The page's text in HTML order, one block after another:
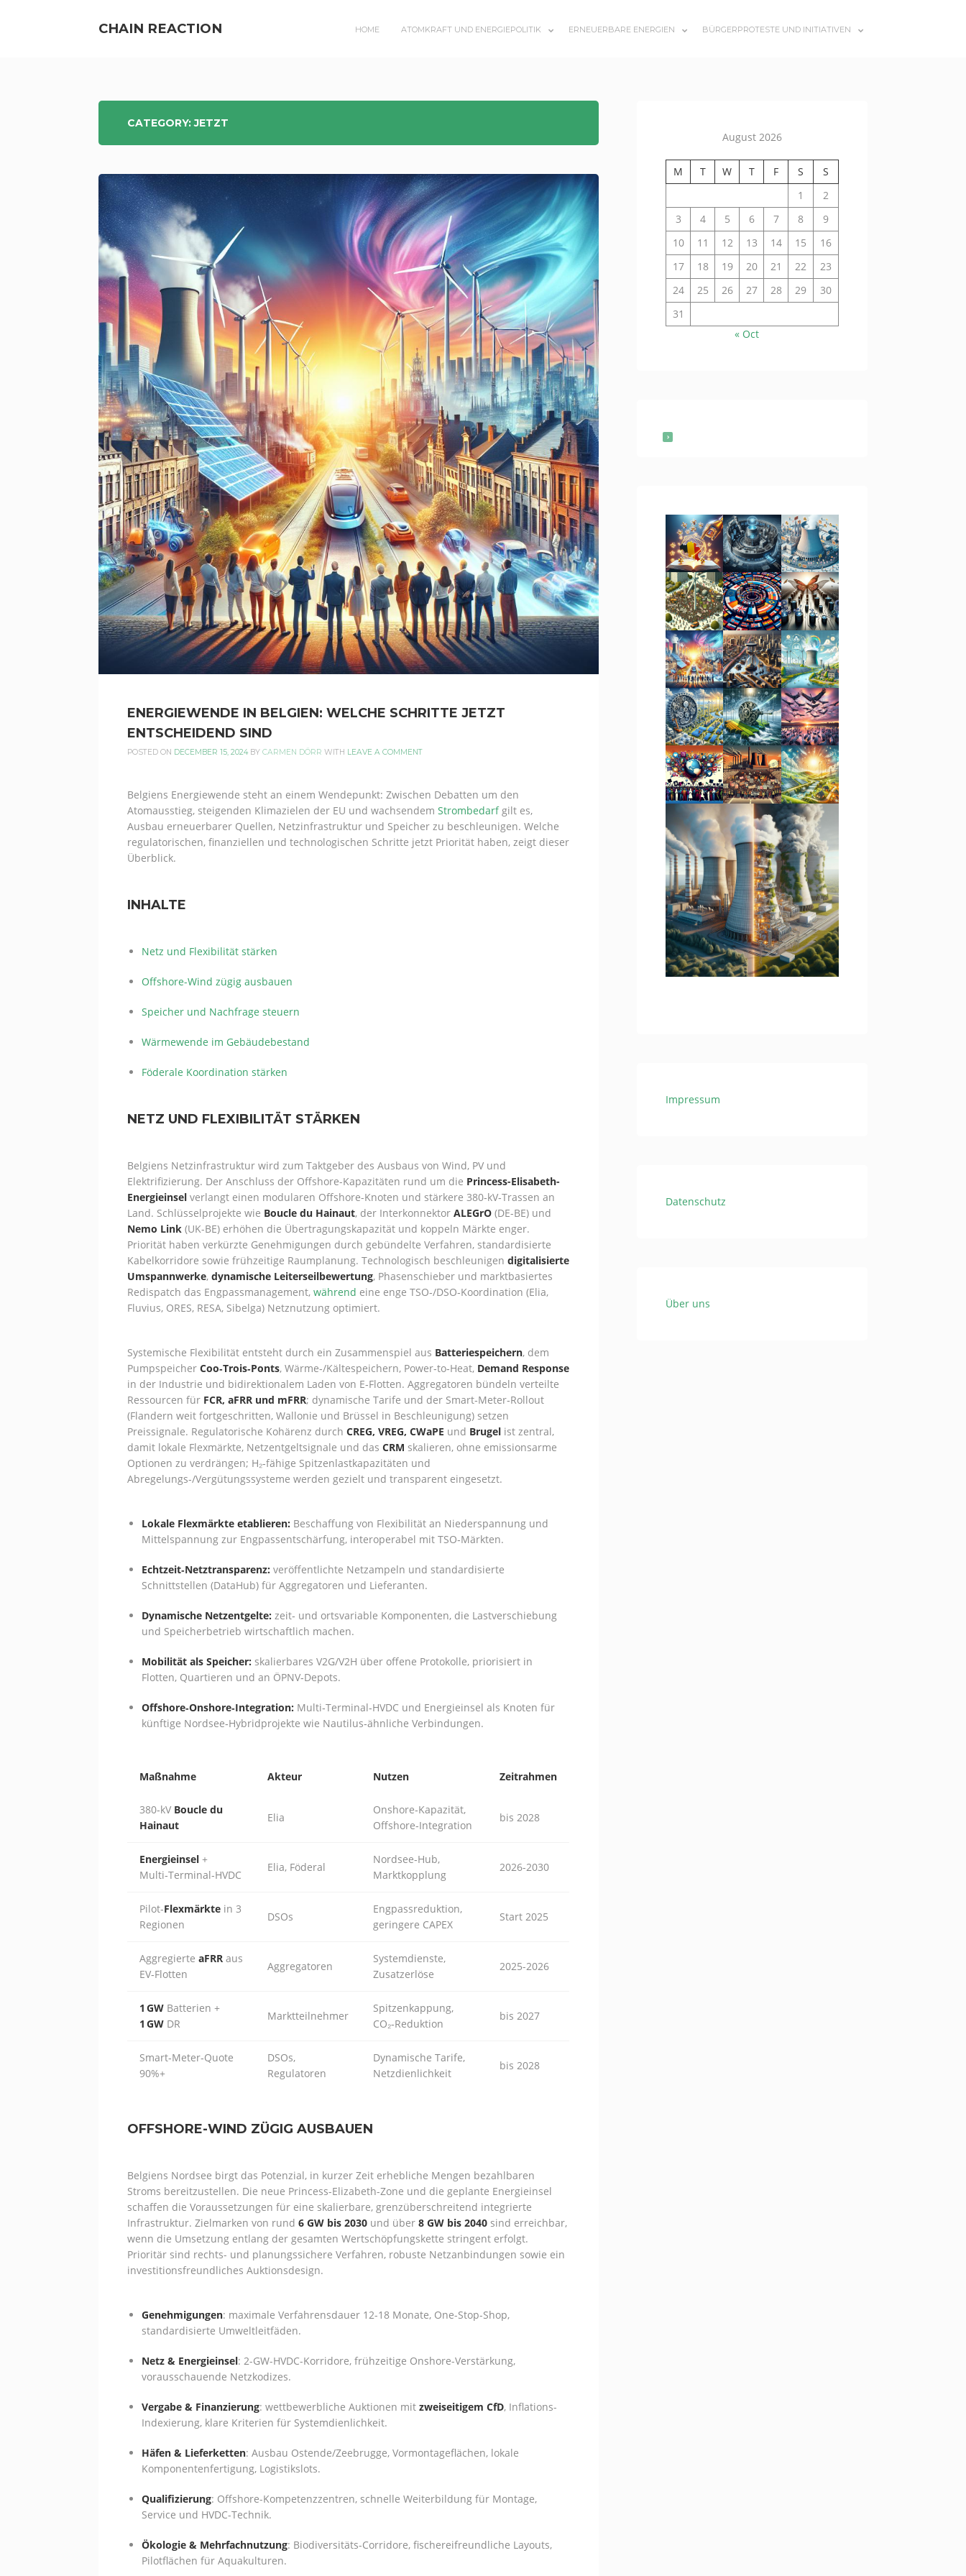
CHAIN REACTION
&
ATOMKRAFT
HOME ATOMKRAFT UND ENERGIEPOLITIK
SUBMENUERNEUERBARE ENERGIEN
SUBMENUBÜRGERPROTESTE UND INITIATIVEN
SUBMENU
CATEGORY:JETZT
ENERGIEWENDE IN BELGIEN: WELCHE SCHRITTE JETZT
ENTSCHEIDEND SIND
POSTED ON DECEMBER 15, 2024BY CARMEN DÖRR WITH LEAVE A COMMENT
Belgiens Energiewende steht an einem Wendepunkt: Zwischen Debatten um den
Atomausstieg, steigenden Klimazielen der EU und wachsendem Strombedarfgilt es,
Ausbau erneuerbarer Quellen, Netzinfrastruktur und Speicher zu beschleunigen. Welche
regulatorischen, finanziellen und technologischen Schritte jetzt Priorität haben, zeigt dieser
Überblick.
INHALTE
Netz und Flexibilität stärken
Offshore-Wind zügig ausbauen
Speicher und Nachfrage steuern
Wärmewende im Gebäudebestand
Föderale Koordination stärken
NETZ UND FLEXIBILITÄT STÄRKEN
Belgiens Netzinfrastruktur wird zum Taktgeber des Ausbaus von Wind, PV und
Elektrifizierung. Der Anschluss der Offshore-Kapazitäten rund um die Princess-Elisabeth-
Energieinsel verlangt einen modularen Offshore-Knoten und stärkere 380‑kV‑Trassen an
Land. Schlüsselprojekte wie Boucle du Hainaut, der Interkonnektor ALEGrO (DE-BE) und
Nemo Link (UK-BE) erhöhen die Übertragungskapazität und koppeln Märkte enger.
Priorität haben verkürzte Genehmigungen durch gebündelte Verfahren, standardisierte
Kabelkorridore sowie frühzeitige Raumplanung. Technologisch beschleunigen digitalisierte
Umspannwerke, dynamische Leiterseilbewertung, Phasenschieber und marktbasiertes
Redispatch das Engpassmanagement, während eine enge TSO‑/DSO‑Koordination (Elia,
Fluvius, ORES, RESA, Sibelga) Netznutzung optimiert.
Systemische Flexibilität entsteht durch ein Zusammenspiel aus Batteriespeichern, dem
Pumpspeicher Coo‑Trois‑Ponts, Wärme‑/Kältespeichern, Power‑to‑Heat, Demand Response
in der Industrie und bidirektionalem Laden von E‑Flotten. Aggregatoren bündeln verteilte
Ressourcen für FCR, aFRR und mFRR; dynamische Tarife und der Smart‑Meter‑Rollout
(Flandern weit fortgeschritten, Wallonie und Brüssel in Beschleunigung) setzen
Preissignale. Regulatorische Kohärenz durch CREG, VREG, CWaPE und Brugel ist zentral,
damit lokale Flexmärkte, Netzentgeltsignale und das CRM skalieren, ohne emissionsarme
Optionen zu verdrängen; H₂‑fähige Spitzenlastkapazitäten und
Abregelungs‑/Vergütungssysteme werden gezielt und transparent eingesetzt.
Lokale Flexmärkte etablieren: Beschaffung von Flexibilität an Niederspannung und
Mittelspannung zur Engpassentschärfung, interoperabel mit TSO‑Märkten.
Echtzeit‑Netztransparenz: veröffentlichte Netzampeln und standardisierte
Schnittstellen (DataHub) für Aggregatoren und Lieferanten.
Dynamische Netzentgelte: zeit‑ und ortsvariable Komponenten, die Lastverschiebung
und Speicherbetrieb wirtschaftlich machen.
Mobilität als Speicher: skalierbares V2G/V2H über offene Protokolle, priorisiert in
Flotten, Quartieren und an ÖPNV‑Depots.
Offshore‑Onshore‑Integration: Multi‑Terminal‑HVDC und Energieinsel als Knoten für
künftige Nordsee‑Hybridprojekte wie Nautilus‑ähnliche Verbindungen.
Maßnahme Akteur Nutzen Zeitrahmen
380‑kV Boucle du
Hainaut
Elia
Onshore‑Kapazität,
Offshore‑Integration
bis 2028
Energieinsel +
Multi‑Terminal‑HVDC
Elia, Föderal
Nordsee‑Hub,
Marktkopplung
2026-2030
Pilot‑Flexmärkte in 3
Regionen
DSOs
Engpassreduktion,
geringere CAPEX
Start 2025
Aggregierte aFRR aus
EV‑Flotten
Aggregatoren
Systemdienste,
Zusatzerlöse
2025-2026
1 GW Batterien +
1 GW DR
Marktteilnehmer
Spitzenkappung,
CO₂‑Reduktion
bis 2027
Smart‑Meter‑Quote
90%+
DSOs,
Regulatoren
Dynamische Tarife,
Netzdienlichkeit
bis 2028
OFFSHORE-WIND ZÜGIG AUSBAUEN
Belgiens Nordsee birgt das Potenzial, in kurzer Zeit erhebliche Mengen bezahlbaren
Stroms bereitzustellen. Die neue Princess-Elizabeth-Zone und die geplante Energieinsel
schaffen die Voraussetzungen für eine skalierbare, grenzüberschreitend integrierte
Infrastruktur. Zielmarken von rund 6 GW bis 2030 und über 8 GW bis 2040 sind erreichbar,
wenn die Umsetzung entlang der gesamten Wertschöpfungskette stringent erfolgt.
Prioritär sind rechts- und planungssichere Verfahren, robuste Netzanbindungen sowie ein
investitionsfreundliches Auktionsdesign.
Genehmigungen: maximale Verfahrensdauer 12-18 Monate, One-Stop-Shop,
standardisierte Umweltleitfäden.
Netz & Energieinsel: 2-GW-HVDC-Korridore, frühzeitige Onshore-Verstärkung,
vorausschauende Netzkodizes.
Vergabe & Finanzierung: wettbewerbliche Auktionen mit zweiseitigem CfD, Inflations-
Indexierung, klare Kriterien für Systemdienlichkeit.
Häfen & Lieferketten: Ausbau Ostende/Zeebrugge, Vormontageflächen, lokale
Komponentenfertigung, Logistikslots.
Qualifizierung: Offshore-Kompetenzzentren, schnelle Weiterbildung für Montage,
Service und HVDC-Technik.
Ökologie & Mehrfachnutzung: Biodiversitäts-Corridore, fischereifreundliche Layouts,
Pilotflächen für Aquakulturen.
August 2026
M T W T F S
S
1
2
3
4 5 6 7 8
9
10
11 12 13 14 15
16
17
18 19 20 21 22
23
24
25 26 27 28 29
30
31
« Oct
Impressum
Datenschutz
Über uns